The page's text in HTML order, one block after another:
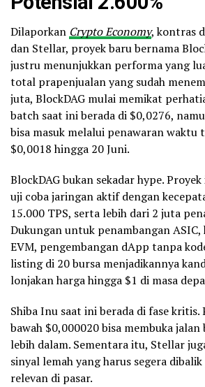
Dilaporkan Crypto Economy, kontras
dan Stellar, proyek baru bernama
justru menunjukkan performa yang
total prapenjualan yang sudah
juta, BlockDAG mulai memikat
batch saat ini berada di $0,0276,
bisa masuk melalui penawaran waktu
$0,0018 hingga 20 Juni.
BlockDAG bukan sekadar hype.
uji coba jaringan aktif dengan
15.000 TPS, serta lebih dari 2 juta
Dukungan untuk penambangan
EVM, pengembangan dApp tanpa
listing di 20 bursa menjadikannya
lonjakan harga hingga $1 di masa
Shiba Inu saat ini berada di fase kritis.
bawah $0,000020 bisa membuka
lebih dalam. Sementara itu, Stellar
sinyal lemah yang harus segera
relevan di pasar.